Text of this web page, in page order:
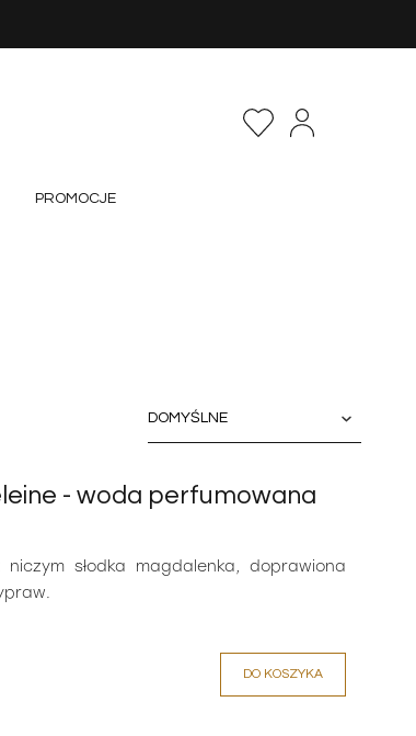
PROMOCJE
- woda perfumowana
słodka magdalenka, doprawiona
DO KOSZYKA